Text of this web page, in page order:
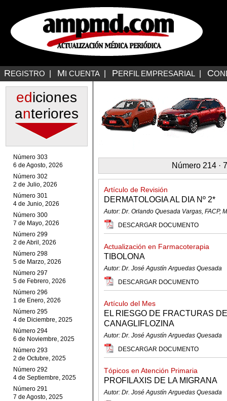
REGISTRO MI CUENTA PERFIL EMPRESARIAL C
ediciones
anteriores
Número 303
6 de Agosto, 2026
Número 302
2 de Julio, 2026
Número 301
4 de Junio, 2026
Número 300
7 de Mayo, 2026
Número 299
2 de Abril, 2026
Número 298
5 de Marzo, 2026
Número 297
5 de Febrero, 2026
Número 296
1 de Enero, 2026
Número 295
4 de Diciembre, 2025
Número 294
6 de Noviembre, 2025
Número 293
2 de Octubre, 2025
Número 292
4 de Septiembre, 2025
Número 291
7 de Agosto, 2025
Número 214 ·
Artículo de Revisión
DERMATOLOGIA AL DIA Nº 2*
Autor: Dr. Orlando Quesada Vargas, FACP,
DESCARGAR DOCUMENTO
Actualización en Farmacoterapia
TIBOLONA
Autor: Dr. José Agustín Arguedas Quesada
DESCARGAR DOCUMENTO
Artículo del Mes
EL RIESGO DE FRACTURAS
CANAGLIFLOZINA
Autor: Dr. José Agustín Arguedas Quesada
DESCARGAR DOCUMENTO
Tópicos en Atención Primaria
PROFILAXIS DE LA MIGRANA
Autor: Dr. José Agustín Arguedas Quesada